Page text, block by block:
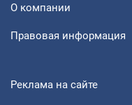
О компании
Правовая информация
Реклама на сайте